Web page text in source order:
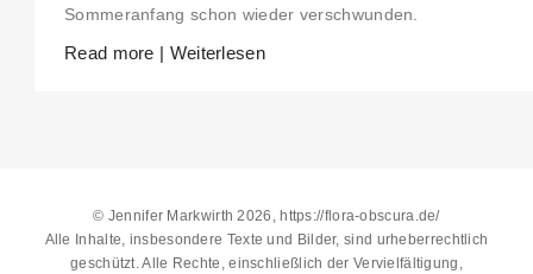
Sommeranfang schon wieder verschwunden.
Read more | Weiterlesen
© Jennifer Markwirth 2026, https://flora-obscura.de/
Alle Inhalte, insbesondere Texte und Bilder, sind urheberrechtlich
geschützt. Alle Rechte, einschließlich der Vervielfältigung,